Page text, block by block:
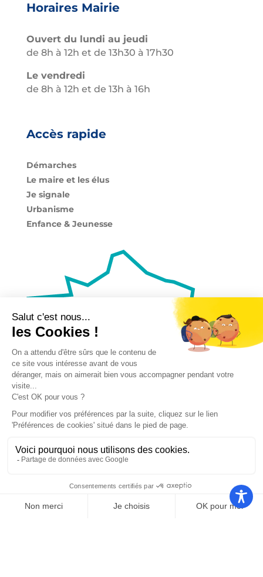
Horaires Mairie
Ouvert du lundi au jeudi
de 8h à 12h et de 13h30 à 17h30
Le vendredi
de 8h à 12h et de 13h à 16h
Accès rapide
Démarches
Le maire et les élus
Je signale
Urbanisme
Enfance & Jeunesse
Nos autres sites